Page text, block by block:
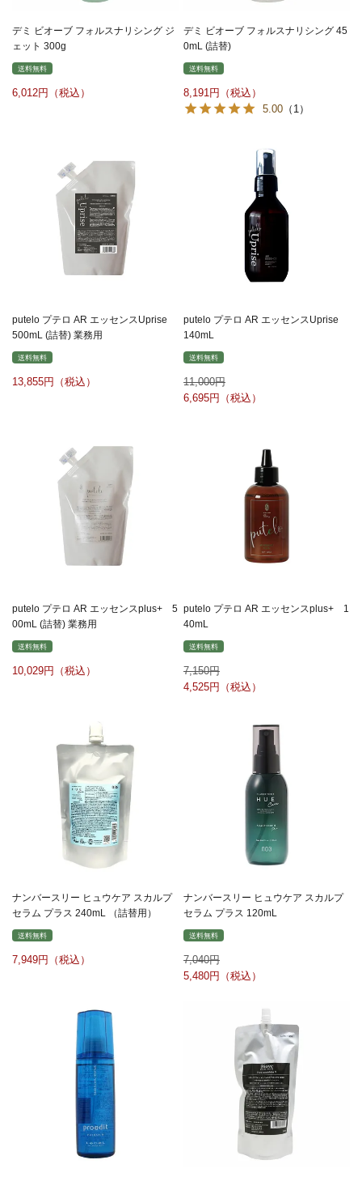
デミ ビオーブ フォルスナリシング ジ
ェット 300g
送料無料
6,012
デミ ビオーブ フォルスナリシング 45
0mL (詰替)
送料無料
8,191
5.00 （1）
putelo プテロ AR エッセンスUprise
500mL (詰替) 業務用
送料無料
13,855
putelo プテロ AR エッセンスUprise
140mL
送料無料
11,000
6,695
putelo プテロ AR エッセンスplus+ 5
00mL (詰替) 業務用
送料無料
10,029
putelo プテロ AR エッセンスplus+ 1
40mL
送料無料
7,150
4,525
ナンバースリー ヒュウケア スカルプ
セラム プラス 240mL （詰替用）
送料無料
7,949
ナンバースリー ヒュウケア スカルプ
セラム プラス 120mL
送料無料
7,040
5,480